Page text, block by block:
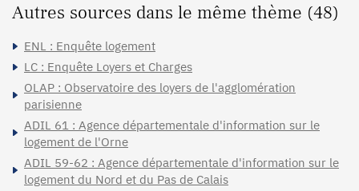
Autres sources dans le même thème (48)
ENL : Enquête logement
LC : Enquête Loyers et Charges
OLAP : Observatoire des loyers de l'agglomération
parisienne
ADIL 61 : Agence départementale d'information sur le
logement de l'Orne
ADIL 59-62 : Agence départementale d'information sur le
logement du Nord et du Pas de Calais